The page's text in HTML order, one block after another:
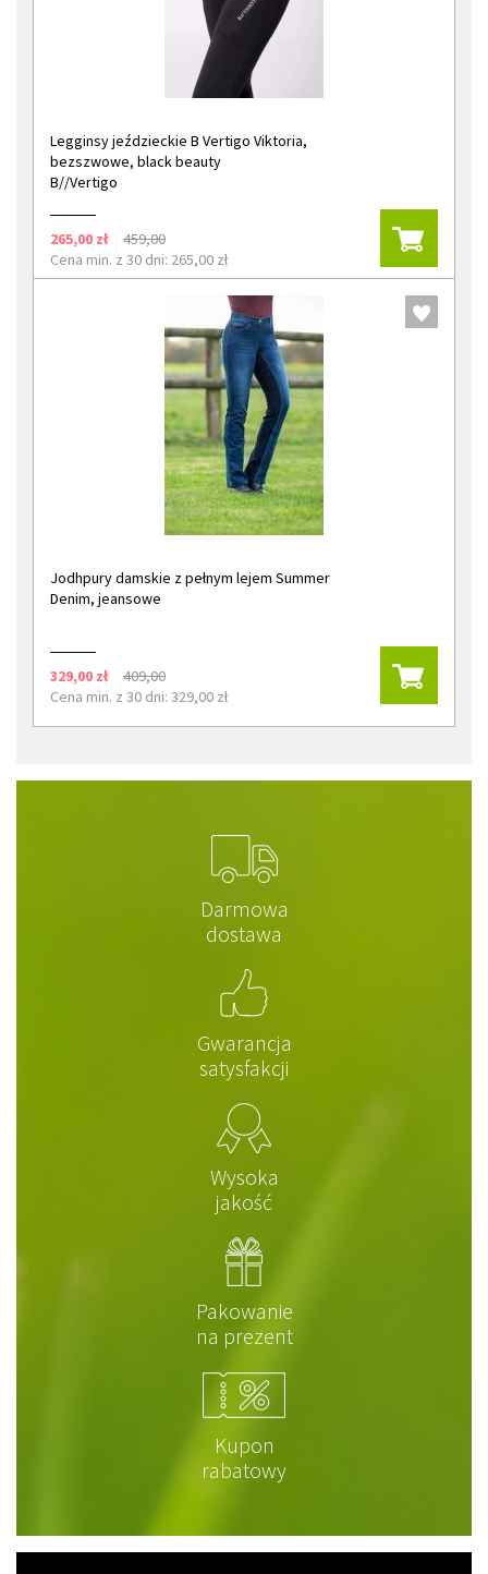
Legginsy jeździeckie B Vertigo Viktoria,
bezszwowe, black beauty
B//Vertigo
265,00 zł
459,00
Cena min. z 30 dni: 265,00 zł
Jodhpury damskie z pełnym lejem Summer
Denim, jeansowe
329,00 zł
409,00
Cena min. z 30 dni: 329,00 zł
Darmowa
dostawa
Gwarancja
satysfakcji
Wysoka
jakość
Pakowanie
na prezent
Kupon
rabatowy